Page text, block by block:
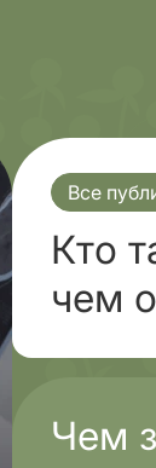
Все
Кто
чем
Чем